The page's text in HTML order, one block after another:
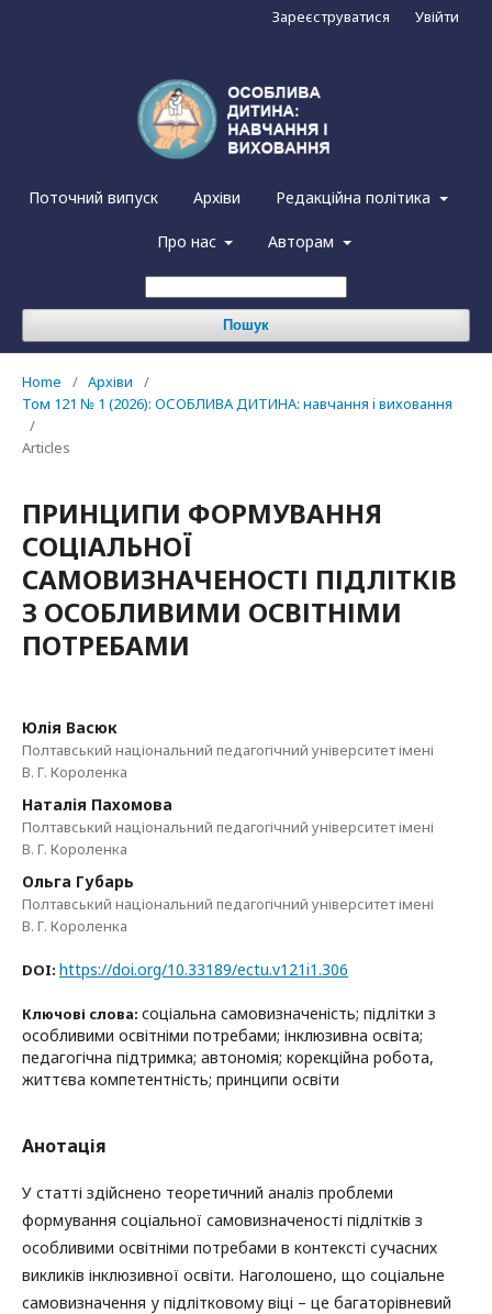
Поточний випуск Архіви Редакційна політика
Про нас Авторам
Пошук
Зареєструватися Увійти
Home / Архіви
/
Том 121 № 1 (2026): ОСОБЛИВА ДИТИНА: навчання i виховання
/
Articles
ПРИНЦИПИ ФОРМУВАННЯ
СОЦІАЛЬНОЇ
САМОВИЗНАЧЕНОСТІ ПІДЛІТКІВ
З ОСОБЛИВИМИ ОСВІТНІМИ
ПОТРЕБАМИ
Юлія Васюк
Полтавський національний педагогічний університет імені
В. Г. Короленка
Наталія Пахомова
Полтавський національний педагогічний університет імені
В. Г. Короленка
Ольга Губарь
Полтавський національний педагогічний університет імені
В. Г. Короленка
DOI: https://doi.org/10.33189/ectu.v121i1.306
Ключові слова: соціальна самовизначеність; підлітки з
особливими освітніми потребами; інклюзивна освіта;
педагогічна підтримка; автономія; корекційна робота,
життєва компетентність; принципи освіти
Анотація
У статті здійснено теоретичний аналіз проблеми
формування соціальної самовизначеності підлітків з
особливими освітніми потребами в контексті сучасних
викликів інклюзивної освіти. Наголошено, що соціальне
самовизначення у підлітковому віці – це багаторівневий